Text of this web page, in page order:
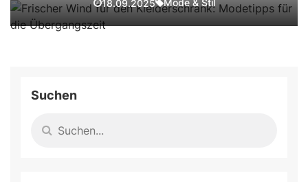
18.09.2025 Mode & Stil
Suchen